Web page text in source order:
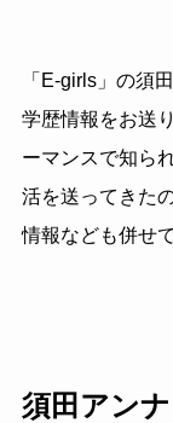
「E-girls」の須
学歴情報をお送
ーマンスで知ら
活を送ってきた
情報なども併せ
須田アンナ